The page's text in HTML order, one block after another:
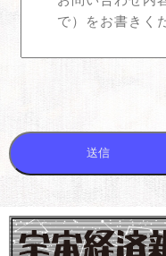
送信